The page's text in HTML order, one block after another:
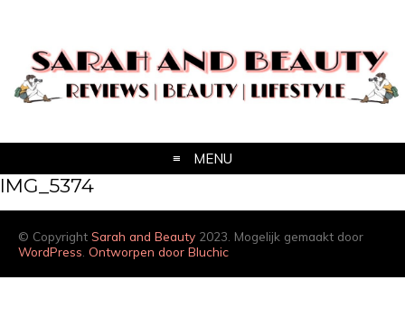
MENU
IMG_5374
© Copyright Sarah and Beauty 2023. Mogelijk gemaakt door
WordPress Ontworpen door Bluchic